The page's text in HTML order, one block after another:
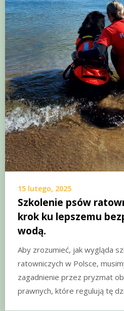
15 lutego, 2025
Szkolenie psów
krok ku lepszemu
wodą.
Aby zrozumieć, jak wygląda
ratowniczych w Polsce,
zagadnienie przez pryzmat
prawnych, które regulują tę